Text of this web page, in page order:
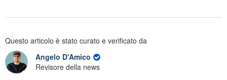
Questo articolo è stato curato e verificato da
Angelo D'Amico
Revisore della news